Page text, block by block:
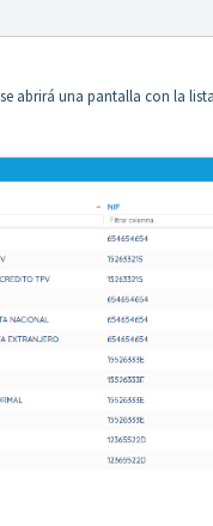
abrirá una pantalla con la